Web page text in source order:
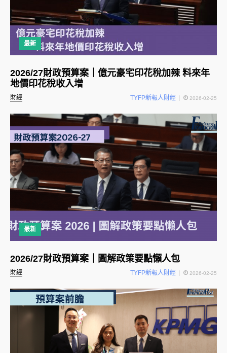
最新
財經
2026/27財政預算案｜億元豪宅印花稅加辣 料來年
地價印花稅收入增
TYFP新報人財經 2026-02-25
最新
財經
2026/27財政預算案｜圖解政策要點懶人包
TYFP新報人財經 2026-02-25